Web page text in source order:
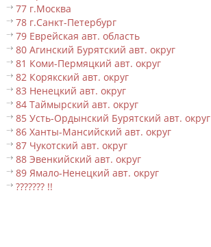
77 г.Москва
78 г.Санкт-Петербург
79 Еврейская авт. область
80 Агинский Бурятский авт. округ
81 Коми-Пермяцкий авт. округ
82 Корякский авт. округ
83 Ненецкий авт. округ
84 Таймырский авт. округ
85 Усть-Ордынский Бурятский авт. округ
86 Ханты-Мансийский авт. округ
87 Чукотский авт. округ
88 Эвенкийский авт. округ
89 Ямало-Ненецкий авт. округ
??????? !!